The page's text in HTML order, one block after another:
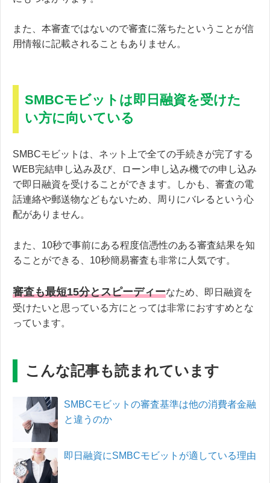
また、本審査ではないので審査に落ちたということが信
用情報に記載されることもありません。
SMBCモビットは即日融資を受けた
い方に向いている
SMBCモビットは、ネット上で全ての手続きが完了する
WEB完結申し込み及び、ローン申し込み機での申し込み
で即日融資を受けることができます。しかも、審査の電
話連絡や郵送物などもないため、周りにバレるという心
配がありません。
また、10秒で事前にある程度信憑性のある審査結果を知
ることができる、10秒簡易審査も非常に人気です。
審査も最短15分とスピーディーなため、即日融資を
受けたいと思っている方にとっては非常におすすめとな
っています。
こんな記事も読まれています
SMBCモビットの審査基準は他の消費者金融
と違うのか
即日融資にSMBCモビットが適している理由